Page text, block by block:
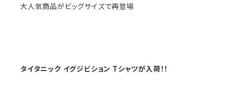
大人気商品がビッグサイズで再登場
タイタニック イグジビション Tシャツが入荷！！